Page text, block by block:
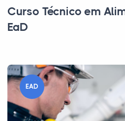
Curso Técnico em
EaD
EAD